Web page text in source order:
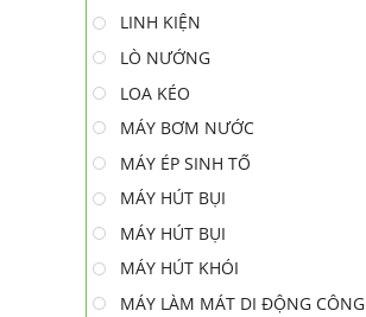
LINH KIỆN
LÒ NƯỚNG
LOA KÉO
MÁY BƠM NƯỚC
MÁY ÉP SINH TỐ
MÁY HÚT BỤI
MÁY HÚT BỤI
MÁY HÚT KHÓI
MÁY LÀM MÁT DI ĐỘNG CÔNG